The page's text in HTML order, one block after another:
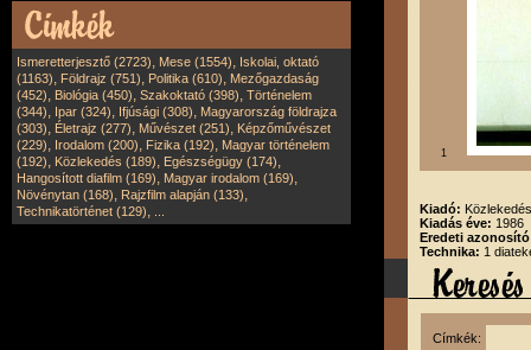
Ismeretterjesztő (2723), Mese (1554), Iskolai, oktató
(1163), Földrajz (751), Politika (610), Mezőgazdaság
(452), Biológia (450), Szakoktató (398), Történelem
(344), Ipar (324), Ifjúsági (308), Magyarország földrajza
(303), Életrajz (277), Művészet (251), Képzőművészet
(229), Irodalom (200), Fizika (192), Magyar történelem
(192), Közlekedés (189), Egészségügy (174),
Hangosított diafilm (169), Magyar irodalom (169),
Növénytan (168), Rajzfilm alapján (133),
Technikatörténet (129),
1
Kiadó:
Kiadás éve: 1986
Eredeti
Technika: 1
Címkék: